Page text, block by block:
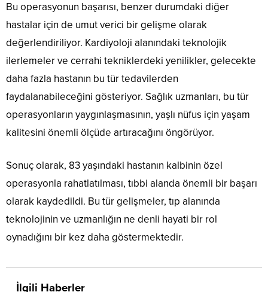
Bu operasyonun başarısı, benzer durumdaki diğer
hastalar için de umut verici bir gelişme olarak
değerlendiriliyor. Kardiyoloji alanındaki teknolojik
ilerlemeler ve cerrahi tekniklerdeki yenilikler, gelecekte
daha fazla hastanın bu tür tedavilerden
faydalanabileceğini gösteriyor. Sağlık uzmanları, bu tür
operasyonların yaygınlaşmasının, yaşlı nüfus için yaşam
kalitesini önemli ölçüde artıracağını öngörüyor.
Sonuç olarak, 83 yaşındaki hastanın kalbinin özel
operasyonla rahatlatılması, tıbbi alanda önemli bir başarı
olarak kaydedildi. Bu tür gelişmeler, tıp alanında
teknolojinin ve uzmanlığın ne denli hayati bir rol
oynadığını bir kez daha göstermektedir.
İlgili Haberler